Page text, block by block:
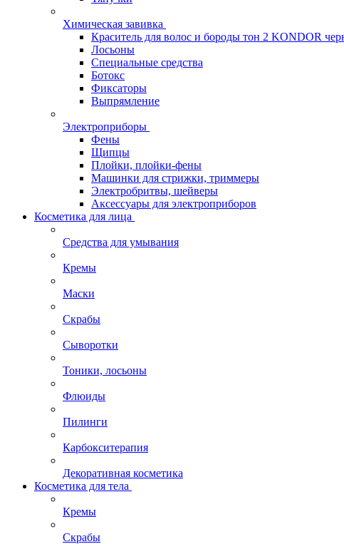
Химическая завивка
Краситель для волос и бороды тон 2 KONDOR
Лосьоны
Специальные средства
Ботокс
Фиксаторы
Выпрямление
Электроприборы
Фены
Щипцы
Плойки, плойки-фены
Машинки для стрижки, триммеры
Электробритвы, шейверы
Аксессуары для электроприборов
Косметика для лица
Средства для умывания
Кремы
Маски
Скрабы
Сыворотки
Тоники, лосьоны
Флюиды
Пилинги
Карбокситерапия
Декоративная косметика
Косметика для тела
Кремы
Скрабы